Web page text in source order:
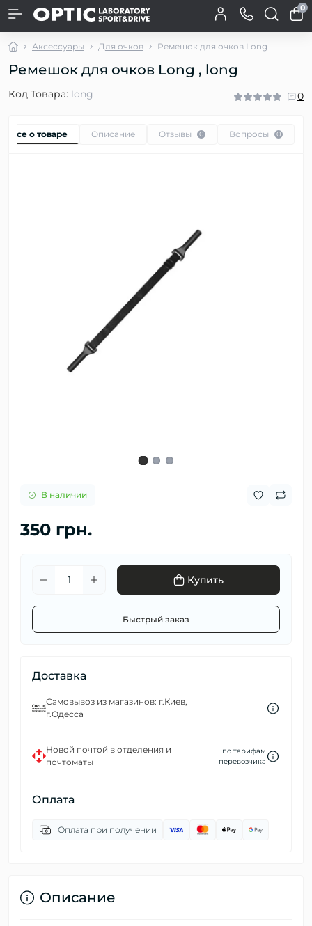
0
Аксессуары Для очков Ремешок для очков Long
Ремешок для очков Long , long
Код Товара: long 0
Все о товаре Описание Отзывы 0 Вопросы 0
В наличии
350 грн.
Купить
Быстрый заказ
Доставка
Самовывоз из магазинов: г.Киев,
г.Одесса
Новой почтой в отделения и
почтоматы
по тарифам
перевозчика
Оплата
Оплата при получении
Описание